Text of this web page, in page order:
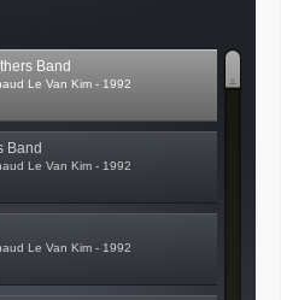
Band
Le Van Kim - 1992
Band
Le Van Kim - 1992
Le Van Kim - 1992